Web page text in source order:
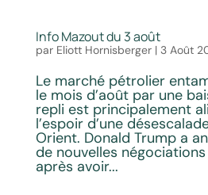
Info Mazout du 3 août
par Eliott Hornisberger| 3 Août
Le marché pétrolier
le mois d’août par une
repli est principalement
l’espoir d’une
Orient. Donald Trump a
de nouvelles négociations
après avoir...